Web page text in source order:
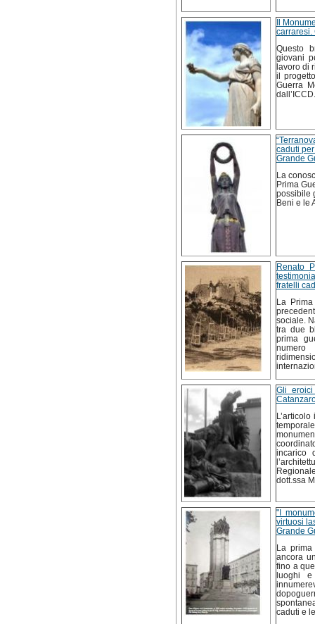
Il
carraresi.
Questo
giovani
lavoro di
il
Guerra
caduti
Grande
La
Prima
possibile
Beni e le
Renato
fratelli
La
sociale.
tra due
prima
Gli
incarico
dott.ssa
"I
virtuosi
Grande
La
ancora
fino a
luoghi
caduti e